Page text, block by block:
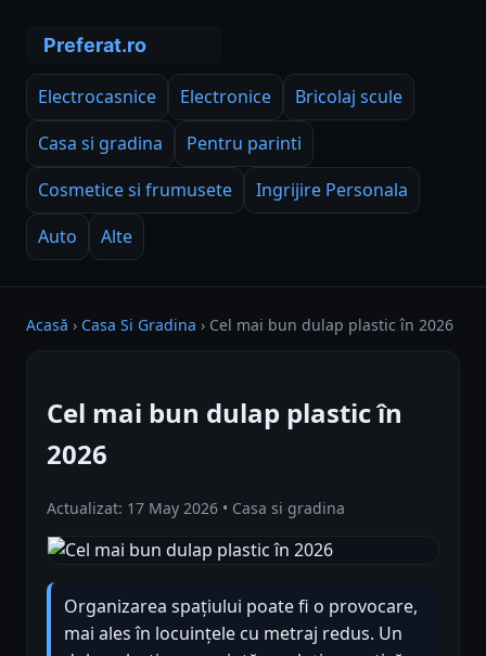
Electrocasnice Electronice
Bricolaj scule
Casa si gradina
Pentru parinti
Cosmetice si frumusete
Ingrijire Personala
Auto
Alte
Acasă › Casa Si Gradina › Cel mai bun dulap plastic în 2026
Cel mai bun dulap plastic în
2026
Actualizat: 17 May 2026 • Casa si gradina
Organizarea spațiului poate fi o provocare,
mai ales în locuințele cu metraj redus. Un